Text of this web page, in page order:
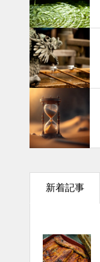
新着記事